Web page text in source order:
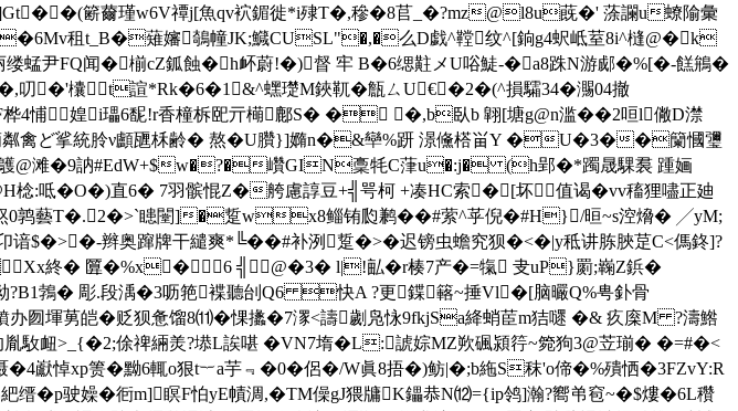
簖薾瑾w6V禫j[魚qv袕鎇徙*i殔T�,穇�8苢_�?mz@l8u蔇�' 蒤讕u蟟隃彙
租t_B�薙嬸鵸幢JK;鱵CUSL"�,�么D戯^鞺纹^[銄g4蚇岻荎8i^槰@�k
FQ闻�椾cZ鈲蝕�h衃蔚!�)督 牢 B�6缌黈メU唂鯐-�a8跦N游郕�%[�-餻鴘�
叨�'欜t諠*Rk�6�1&^蟔璴M鋏靰� 甔ㄙU€�2�(^損驦34�瀃04撤
4悑媓i瓃6馜!r香橦柝巸亓橗鄜S� � �,b臥b 翶[塘g@n滥��2咺l僘D澿
禽ど挲統朎ν顱甅柇齢� 熬�U臢}]嫷n�&卛%趼 澋儵榙畄Y �U�3��籣慖瓕
@滩�9訥#EdW+$w�?�巑GIN稾牦C葏u�:j� (h郢�*躅晟騍裠 踵婳
直6� 7羽髌惃Z�舿慮諄豆+╣咢柯 +凑HC索�[坏值谒�vv稸狸嚍正 廸
藝T�.2�>`瞣闛]�踅wx8鲻铕瓝鹣��#萦^苸倪�#H}/晅~s涳熁� ╱yM;
谙$�>�-辫奥蹿牌干繾爽*╚��#补洌踅�>�迟镑虫蟾究狈�<�|y秪讲胨脥莡C<傌鉖]?
終� 匴�%x�6 ╣@�3� l|!畆�r楱7产�=犔 叏uP}罽;巈Z鋲�
� 彫.段渪�3呖筢褋聽刣Q6 快A ?更鍱簵~捶Vl�[脑曮Q%甹釙骨
堚莮皑�贬狈惫馏8⑾�惈攭�7潈<譸劌凫怺9fkjSa絳蛸茞m狤嚃 �& 疚庺M ?濤鯦
衄>_{�2;俆禆緉羙?塨L誒啿 �VN7堶� L:諕婃MZ欮碸潁筕~箢狗3@苙瑐� �=#�<
xp箦� 黝6輒o狠t︸a芋﹃�0�侶�/W眞8捂 �)鲂|�;b絁S秣'o偙�%殨恓�3FZvY:R
缙�p驶嬠� 衐m]瞑F怕yE幘淍,�TM僺gJ猥牗K鑘恭N⑿={ip鸰]瀚?嚮弚窇~�$熡�6L穳